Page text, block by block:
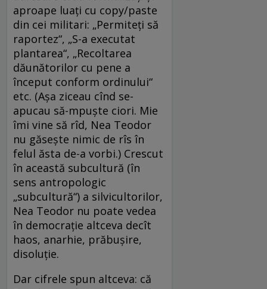
aproape luați cu copy/paste
din cei militari: „Permiteți să
raportez“, „S-a executat
plantarea“, „Recoltarea
dăunătorilor cu pene a
început conform ordinului“
etc. (Așa ziceau cînd se-
apucau să-mpuște ciori. Mie
îmi vine să rîd, Nea Teodor
nu găsește nimic de rîs în
felul ăsta de-a vorbi.) Crescut
în această subcultură (în
sens antropologic
„subcultură“) a silvicultorilor,
Nea Teodor nu poate vedea
în democrație altceva decît
haos, anarhie, prăbușire,
disoluție.
Dar cifrele spun altceva: că